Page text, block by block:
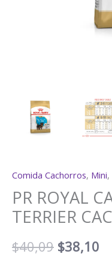
Comida Cachorros, Mini,
PR ROYAL
TERRIER
$40,09 $38,10